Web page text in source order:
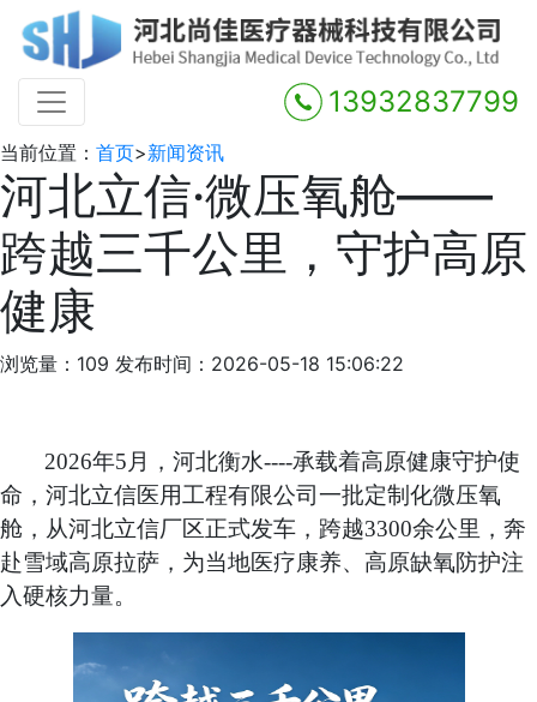
13932837799
当前位置： 首页>新闻资讯
河北立信·微压氧舱——
跨越三千公里，守护高原
健康
浏览量：109 发布时间：2026-05-18 15:06:22
2026年5月，河北衡水----承载着高原健康守护使
命，河北立信医用工程有限公司一批定制化微压氧
舱，从河北立信厂区正式发车，跨越3300余公里，奔
赴雪域高原拉萨，为当地医疗康养、高原缺氧防护注
入硬核力量。